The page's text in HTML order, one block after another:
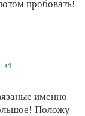
пробовать!
+1
именно
Положу